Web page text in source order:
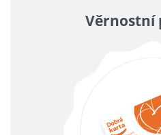
Věrnostní